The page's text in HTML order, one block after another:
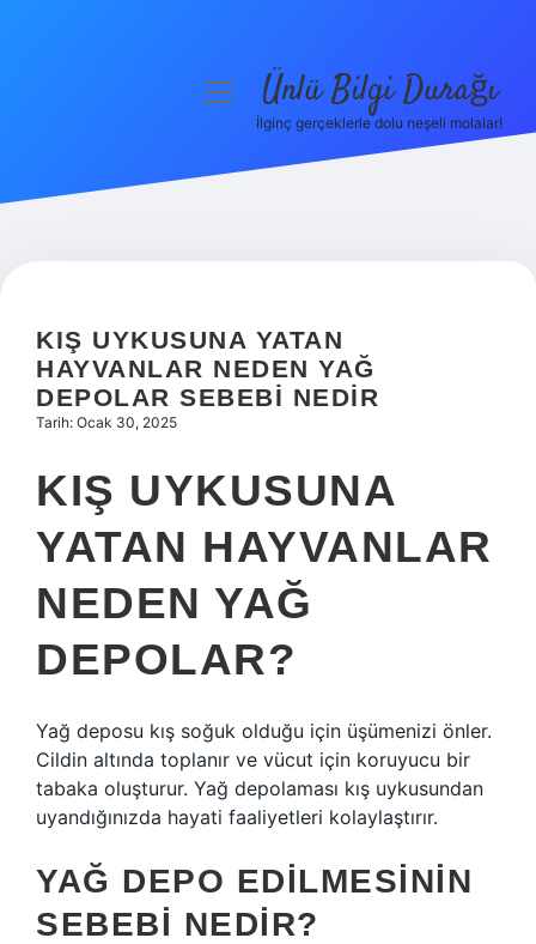
Hakkımızda
menüyüÜnlü Bilgi Durağı
İlginç gerçeklerle dolu neşeli molalar!
KIŞ UYKUSUNA YATAN
HAYVANLAR NEDEN YAĞ
DEPOLAR SEBEBI NEDIR
Tarih: Ocak 30, 2025
KIŞ UYKUSUNA
YATAN HAYVANLAR
NEDEN YAĞ
DEPOLAR?
Yağ deposu kış soğuk olduğu için üşümenizi önler.
Cildin altında toplanır ve vücut için koruyucu bir
tabaka oluşturur. Yağ depolaması kış uykusundan
uyandığınızda hayati faaliyetleri kolaylaştırır.
YAĞ DEPO EDILMESININ
SEBEBI NEDIR?